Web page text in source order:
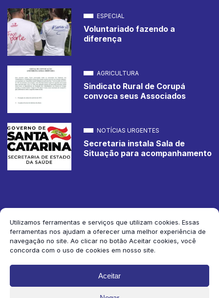
Utilizamos ferramentas e serviços que utilizam cookies. Essas
ferramentas nos ajudam a oferecer uma melhor experiência de
navegação no site. Ao clicar no botão Aceitar cookies, você
concorda com o uso de cookies em nosso site.
Aceitar
ESPECIAL
Voluntariado fazendo a
diferença
AGRICULTURA
Sindicato Rural de Corupá
convoca seus Associados
NOTÍCIAS URGENTES
Secretaria instala Sala de
Situação para acompanhamento
2026 Jornal de Corupá. Todos os direitos reservados.